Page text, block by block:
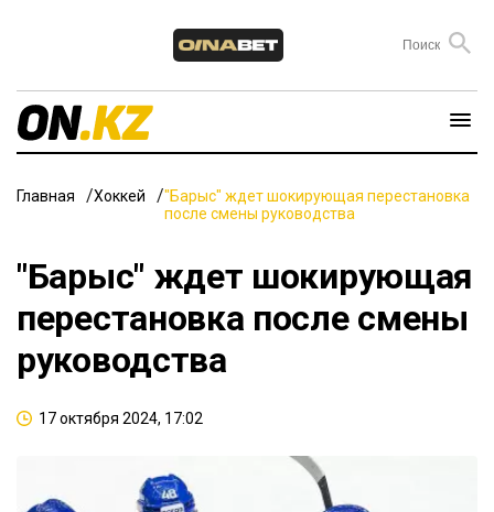
Главная Хоккей
"Барыс" ждет шокирующая перестановка
после смены руководства
"Барыс" ждет шокирующая
перестановка после смены
руководства
17 октября 2024, 17:02